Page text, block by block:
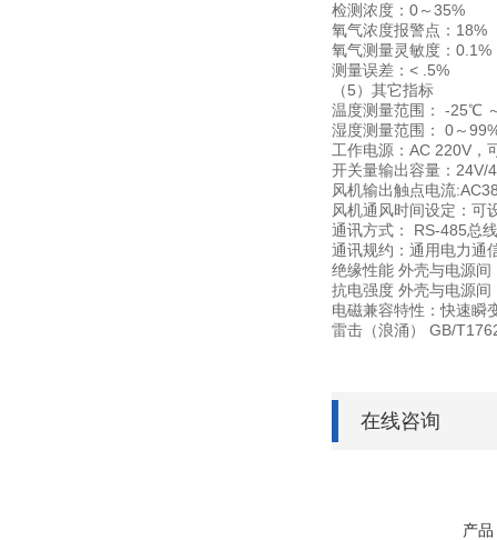
检测浓度：0～35%
氧气浓度报警点：18%
氧气测量灵敏度：0.1%
测量误差：< .5%
（5）其它指标
温度测量范围： -25℃
湿度测量范围： 0～
工作电源：AC 220V，
开关量输出容量：24V/
风机输出触点电流
风机通风时间设定：可
通讯方式： RS-485总
通讯规约：通用电力通
绝缘性能 外壳与电源
抗电强度 外壳与电源间
电磁兼容特性：快速瞬
雷击（浪涌） GB/
在线咨询
产品